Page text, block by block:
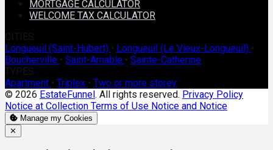
MORTGAGE CALCULATOR
WELCOME TAX CALCULATOR
Longueuil (Saint-Hubert)
Longueuil (Le Vieux-Longueuil)
Boucherville
Saint-Amable
Sainte-Catherine
Apartment
Triplex
Two or more storey
© 2026 EstateFunnel. All rights reserved. Privacy Policy
Notice at Collection Terms of Use Notice and Notice
Manage my Cookies
Close
✕